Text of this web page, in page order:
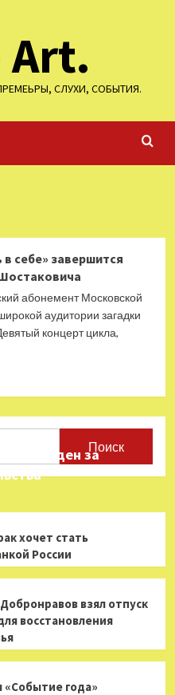
СЛУХИ, СОБЫТИЯ.
себе» завершится
абонемент Московской
аудитории загадки
концерт цикла,
осужден за
хочет стать
России
взял отпуск
восстановления
«Событие года»